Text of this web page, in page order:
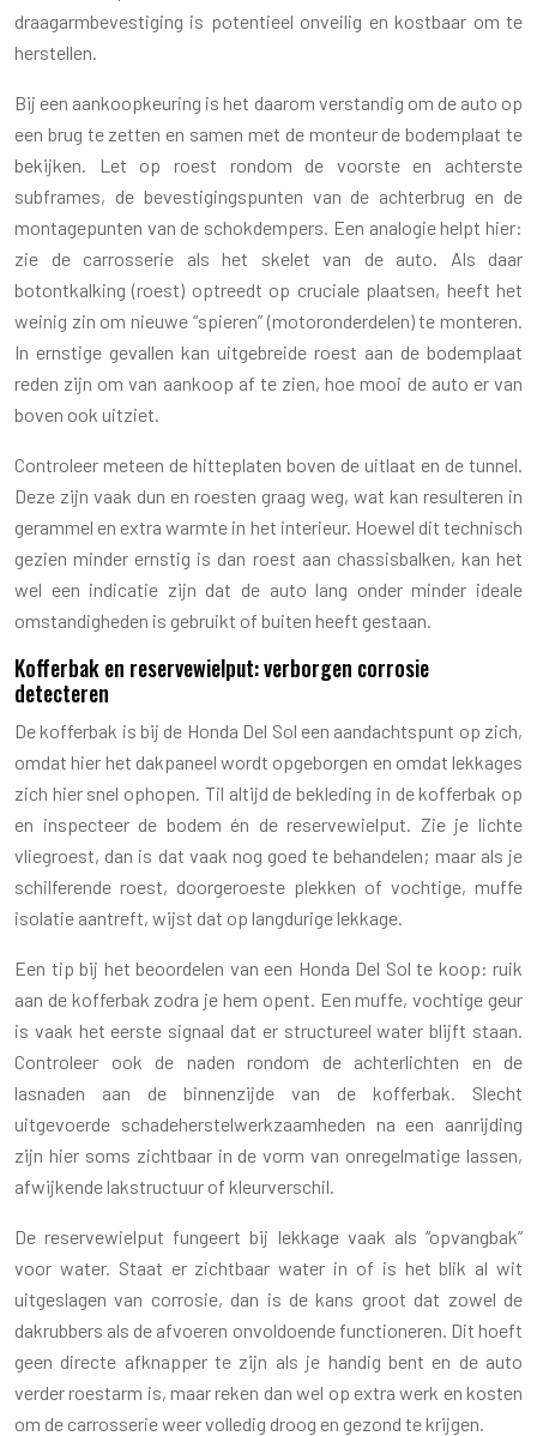
draagarmbevestiging is potentieel onveilig en kostbaar om te
herstellen.
Bij een aankoopkeuring is het daarom verstandig om de auto op
een brug te zetten en samen met de monteur de bodemplaat te
bekijken. Let op roest rondom de voorste en achterste
subframes, de bevestigingspunten van de achterbrug en de
montagepunten van de schokdempers. Een analogie helpt hier:
zie de carrosserie als het skelet van de auto. Als daar
botontkalking (roest) optreedt op cruciale plaatsen, heeft het
weinig zin om nieuwe “spieren” (motoronderdelen) te monteren.
In ernstige gevallen kan uitgebreide roest aan de bodemplaat
reden zijn om van aankoop af te zien, hoe mooi de auto er van
boven ook uitziet.
Controleer meteen de hitteplaten boven de uitlaat en de tunnel.
Deze zijn vaak dun en roesten graag weg, wat kan resulteren in
gerammel en extra warmte in het interieur. Hoewel dit technisch
gezien minder ernstig is dan roest aan chassisbalken, kan het
wel een indicatie zijn dat de auto lang onder minder ideale
omstandigheden is gebruikt of buiten heeft gestaan.
Kofferbak en reservewielput: verborgen corrosie
detecteren
De kofferbak is bij de Honda Del Sol een aandachtspunt op zich,
omdat hier het dakpaneel wordt opgeborgen en omdat lekkages
zich hier snel ophopen. Til altijd de bekleding in de kofferbak op
en inspecteer de bodem én de reservewielput. Zie je lichte
vliegroest, dan is dat vaak nog goed te behandelen; maar als je
schilferende roest, doorgeroeste plekken of vochtige, muffe
isolatie aantreft, wijst dat op langdurige lekkage.
Een tip bij het beoordelen van een Honda Del Sol te koop: ruik
aan de kofferbak zodra je hem opent. Een muffe, vochtige geur
is vaak het eerste signaal dat er structureel water blijft staan.
Controleer ook de naden rondom de achterlichten en de
lasnaden aan de binnenzijde van de kofferbak. Slecht
uitgevoerde schadeherstelwerkzaamheden na een aanrijding
zijn hier soms zichtbaar in de vorm van onregelmatige lassen,
afwijkende lakstructuur of kleurverschil.
De reservewielput fungeert bij lekkage vaak als “opvangbak”
voor water. Staat er zichtbaar water in of is het blik al wit
uitgeslagen van corrosie, dan is de kans groot dat zowel de
dakrubbers als de afvoeren onvoldoende functioneren. Dit hoeft
geen directe afknapper te zijn als je handig bent en de auto
verder roestarm is, maar reken dan wel op extra werk en kosten
om de carrosserie weer volledig droog en gezond te krijgen.